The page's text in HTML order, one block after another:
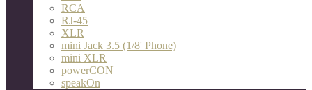
RCA
RJ-45
XLR
mini Jack 3.5 (1/8' Phone)
mini XLR
powerCON
speakOn